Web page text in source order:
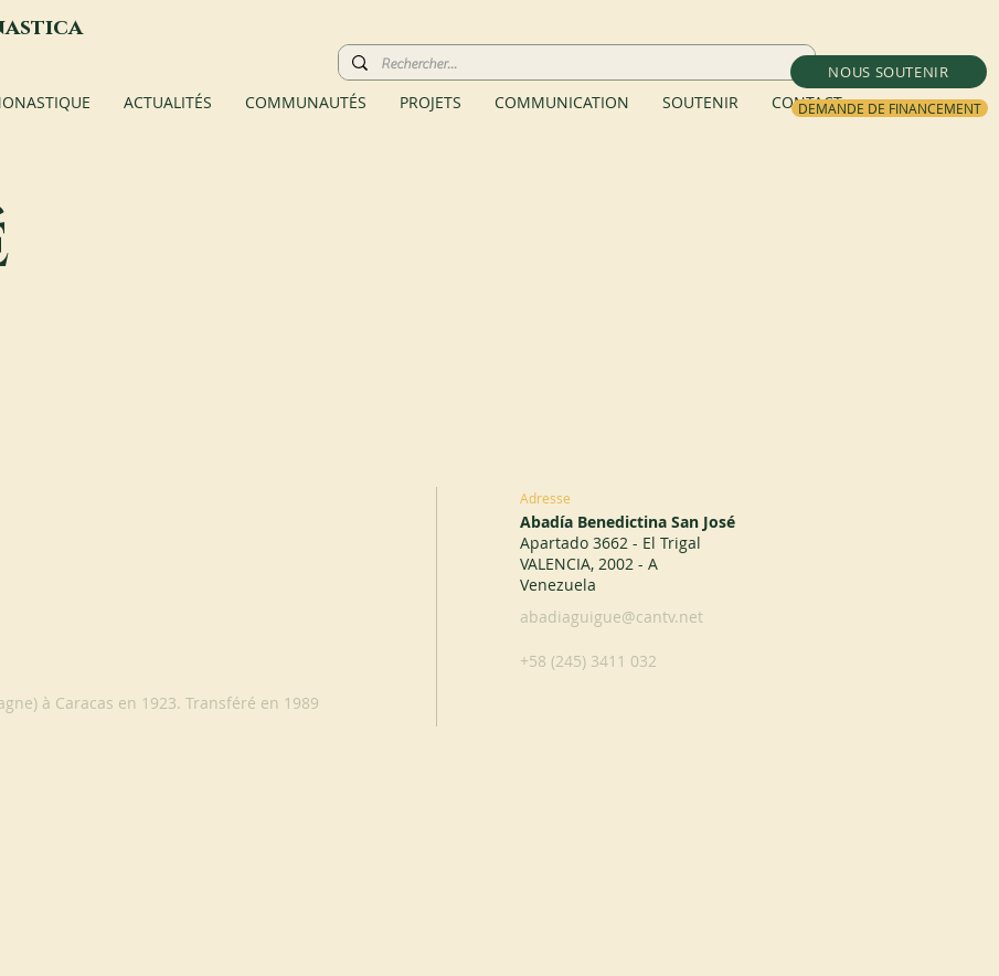
NOUS SOUTENIR
DEMANDE DE FINANCEMENT
ACTUALITÉS COMMUNAUTÉS PROJETS COMMUNICATION SOUTENIR CONTACT
à Caracas en 1923. Transféré en 1989
Adresse
Abadía Benedictina San José
Apartado 3662 - El Trigal
VALENCIA, 2002 - A
Venezuela
abadiaguigue@cantv.net
+58 (245) 3411 032